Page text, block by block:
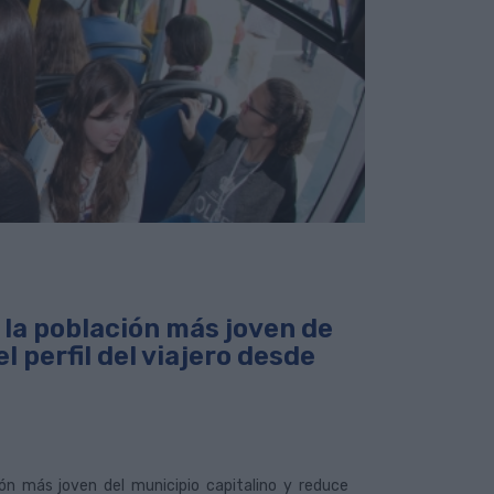
población más joven de
perfil del viajero desde
más joven del municipio capitalino y reduce